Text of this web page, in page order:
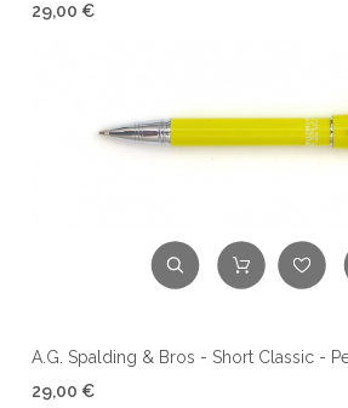
29,00 €
A.G. Spalding & Bros - Short Classic -
29,00 €